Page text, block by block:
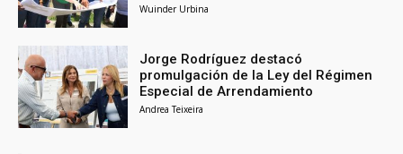
Wuinder Urbina
Jorge Rodríguez destacó
promulgación de la Ley del Régimen
Especial de Arrendamiento
Andrea Teixeira